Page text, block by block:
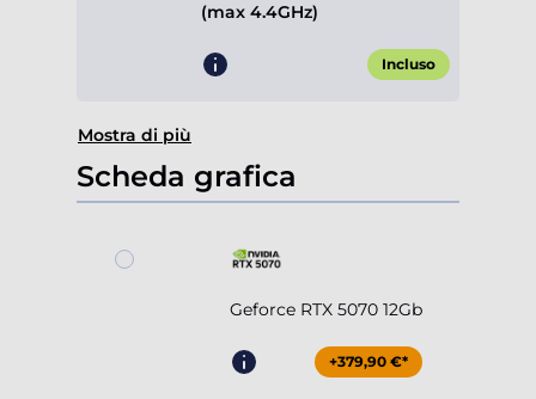
(max 4.4GHz)
Incluso
Mostra di più
Scheda grafica
Geforce RTX 5070 12Gb
+379,90 €*